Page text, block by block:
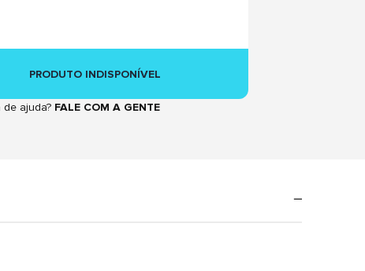
PRODUTO INDISPONÍVEL
de ajuda? FALE COM A GENTE